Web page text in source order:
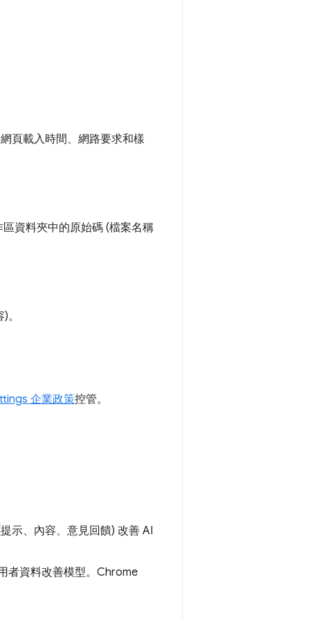
頁載入時間、網路要求和樣
資料夾中的原始碼 (檔案名稱
企業政策控管。
示、內容、意見回饋) 改善 AI
者資料改善模型。Chrome